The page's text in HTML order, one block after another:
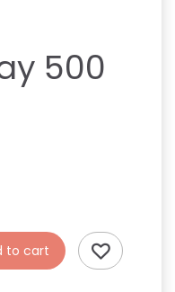
500
to cart